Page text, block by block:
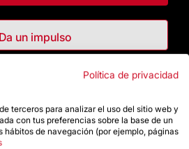
Da un impulso
Política de privacidad
terceros para analizar el uso del sitio web y
con tus preferencias sobre la base de un
hábitos de navegación (por ejemplo, páginas